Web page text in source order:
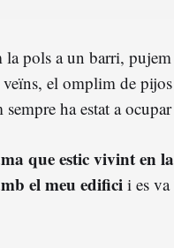
pols a un barri,
el omplim de pijos
ha estat a
que estic vivint en
el meu edifici i es